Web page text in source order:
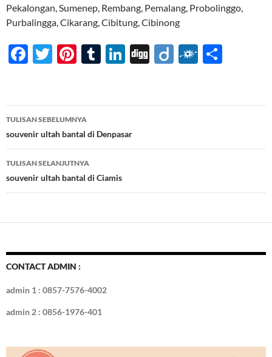
Pekalongan, Sumenep, Rembang, Pemalang, Probolinggo,
Purbalingga, Cikarang, Cibitung, Cibinong
F
b
o
o
k
T
er
Pi
es
t
T
bl
r
Li
e
dI
n
Di Di F
d e
Navigasi
Tulisan
TULISAN SEBELUMNYA
souvenir ultah bantal di Denpasar
TULISAN SELANJUTNYA
souvenir ultah bantal di Ciamis
CONTACT ADMIN :
admin 1 : 0857-7576-4002
admin 2 : 0856-1976-401